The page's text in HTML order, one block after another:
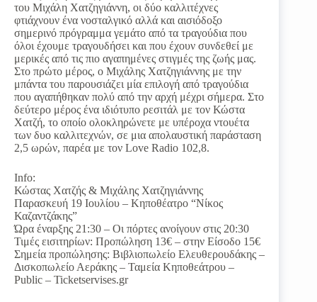
του Μιχάλη Χατζηγιάννη, οι δύο καλλιτέχνες
φτιάχνουν ένα νοσταλγικό αλλά και αισιόδοξο
σημερινό πρόγραμμα γεμάτο από τα τραγούδια που
όλοι έχουμε τραγουδήσει και που έχουν συνδεθεί με
μερικές από τις πιο αγαπημένες στιγμές της ζωής μας.
Στο πρώτο μέρος, ο Μιχάλης Χατζηγιάννης με την
μπάντα του παρουσιάζει μία επιλογή από τραγούδια
που αγαπήθηκαν πολύ από την αρχή μέχρι σήμερα. Στο
δεύτερο μέρος ένα ιδιότυπο ρεσιτάλ με τον Κώστα
Χατζή, το οποίο ολοκληρώνετε με υπέροχα ντουέτα
των δυο καλλιτεχνών, σε μια απολαυστική παράσταση
2,5 ωρών, παρέα με τον Love Radio 102,8.
Info:
Κώστας Χατζής & Μιχάλης Χατζηγιάννης
Παρασκευή 19 Ιουλίου – Κηποθέατρο “Νίκος
Καζαντζάκης”
Ώρα έναρξης 21:30 – Οι πόρτες ανοίγουν στις 20:30
Τιμές εισιτηρίων: Προπώληση 13€ – στην Είσοδο 15€
Σημεία προπώλησης: Βιβλιοπωλείο Ελευθερουδάκης –
Δισκοπωλείο Αεράκης – Ταμεία Κηποθεάτρου –
Public – Ticketservises.gr